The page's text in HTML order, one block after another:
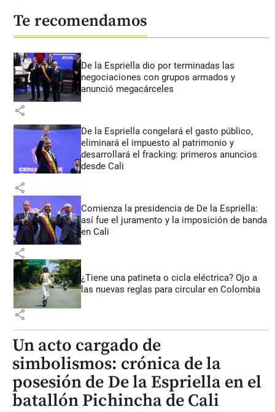
Te recomendamos
De la Espriella dio por terminadas las
negociaciones con grupos armados y
anunció megacárceles
share
De la Espriella congelará el gasto público,
eliminará el impuesto al patrimonio y
desarrollará el fracking: primeros anuncios
desde Cali
share
Comienza la presidencia de De la Espriella:
así fue el juramento y la imposición de banda
en Cali
share
¿Tiene una patineta o cicla eléctrica? Ojo a
las nuevas reglas para circular en Colombia
share
Un acto cargado de
simbolismos: crónica de la
posesión de De la Espriella en el
batallón Pichincha de Cali